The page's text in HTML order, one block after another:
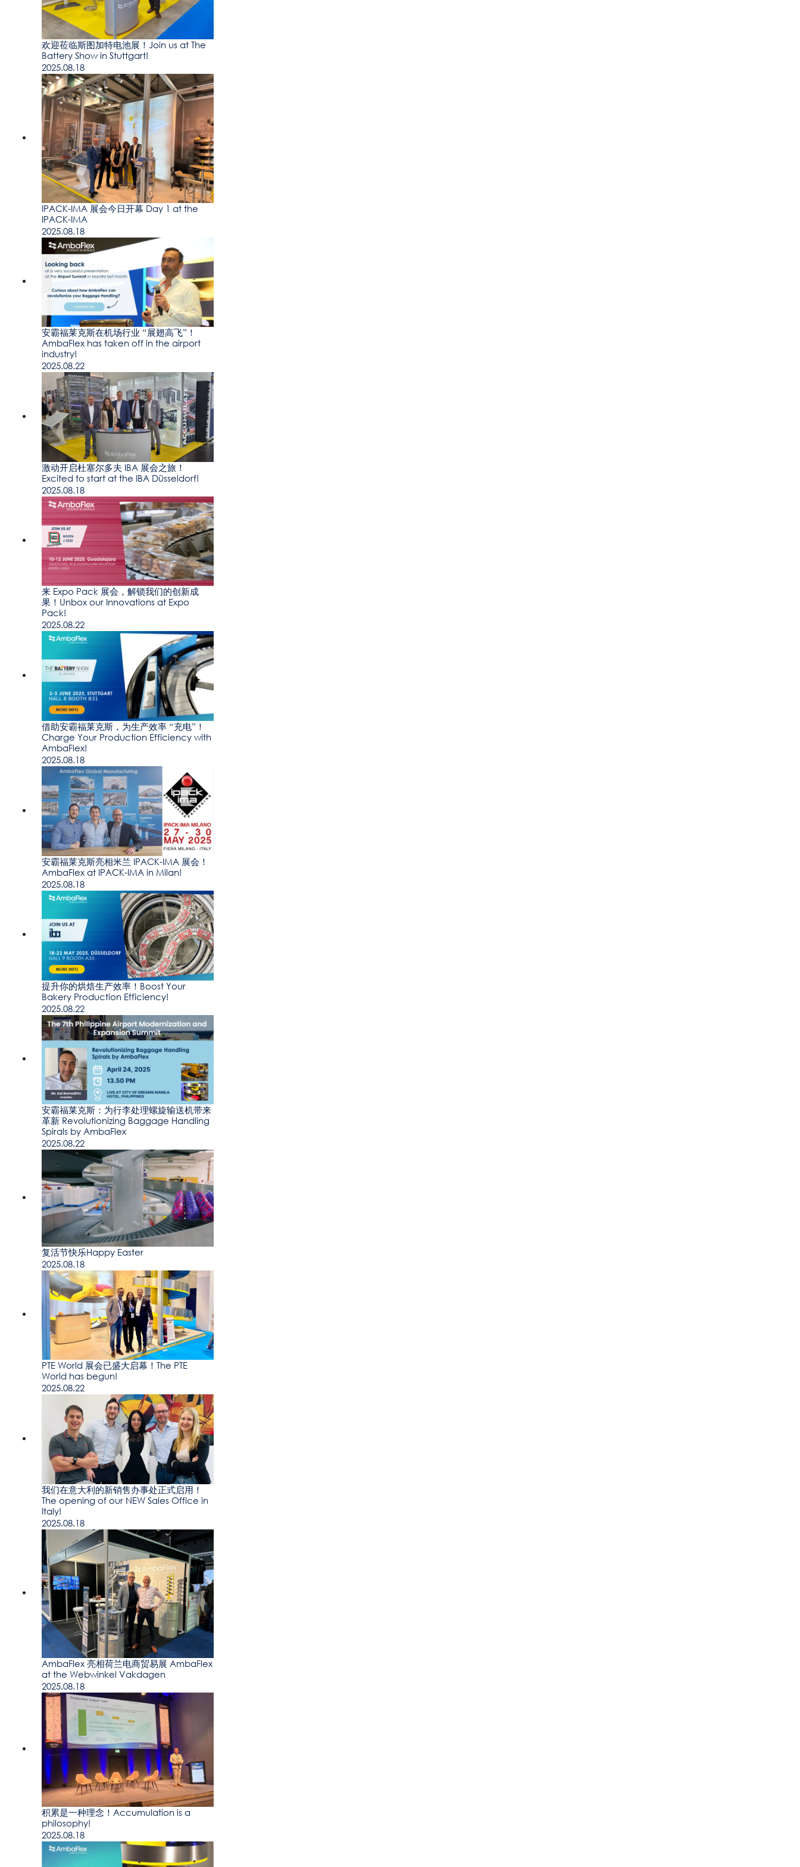
欢迎莅临斯图加特电池展！Join us at The
Battery Show in Stuttgart!
2025.08.18
IPACK-IMA 展会今日开幕 Day 1 at the
IPACK-IMA
2025.08.18
安霸福莱克斯在机场行业 “展翅高飞”！
AmbaFlex has taken off in the airport
industry!
2025.08.22
激动开启杜塞尔多夫 IBA 展会之旅！
Excited to start at the IBA Düsseldorf!
2025.08.18
来 Expo Pack 展会，解锁我们的创新成
果！Unbox our Innovations at Expo
Pack!
2025.08.22
借助安霸福莱克斯，为生产效率 “充电”！
Charge Your Production Efficiency with
AmbaFlex!
2025.08.18
安霸福莱克斯亮相米兰 IPACK-IMA 展会！
AmbaFlex at IPACK-IMA in Milan!
2025.08.18
提升你的烘焙生产效率！Boost Your
Bakery Production Efficiency!
2025.08.22
安霸福莱克斯：为行李处理螺旋输送机带来
革新 Revolutionizing Baggage Handling
Spirals by AmbaFlex
2025.08.22
复活节快乐Happy Easter
2025.08.18
PTE World 展会已盛大启幕！The PTE
World has begun!
2025.08.22
我们在意大利的新销售办事处正式启用！
The opening of our NEW Sales Office in
Italy!
2025.08.18
AmbaFlex 亮相荷兰电商贸易展 AmbaFlex
at the Webwinkel Vakdagen
2025.08.18
积累是一种理念！Accumulation is a
philosophy!
2025.08.18